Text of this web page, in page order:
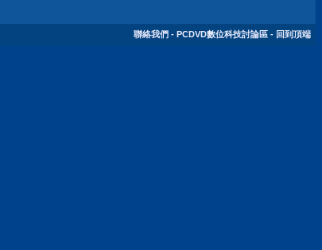
聯絡我們 - PCDVD數位科技討論區 - 回到頂端